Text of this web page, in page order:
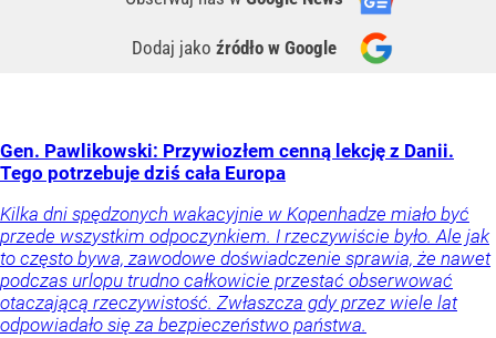
Dodaj jako źródło w Google
Gen. Pawlikowski: Przywiozłem cenną lekcję z Danii.
Tego potrzebuje dziś cała Europa
Kilka dni spędzonych wakacyjnie w Kopenhadze miało być
przede wszystkim odpoczynkiem. I rzeczywiście było. Ale jak
to często bywa, zawodowe doświadczenie sprawia, że nawet
podczas urlopu trudno całkowicie przestać obserwować
otaczającą rzeczywistość. Zwłaszcza gdy przez wiele lat
odpowiadało się za bezpieczeństwo państwa.